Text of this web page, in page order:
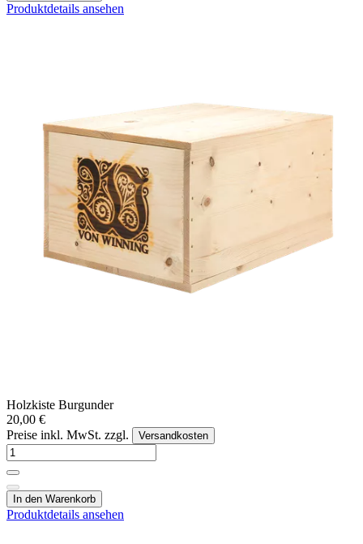
Produktdetails ansehen
Holzkiste Burgunder
20,00 €
Preise inkl. MwSt. zzgl.
Versandkosten
In den Warenkorb
Produktdetails ansehen